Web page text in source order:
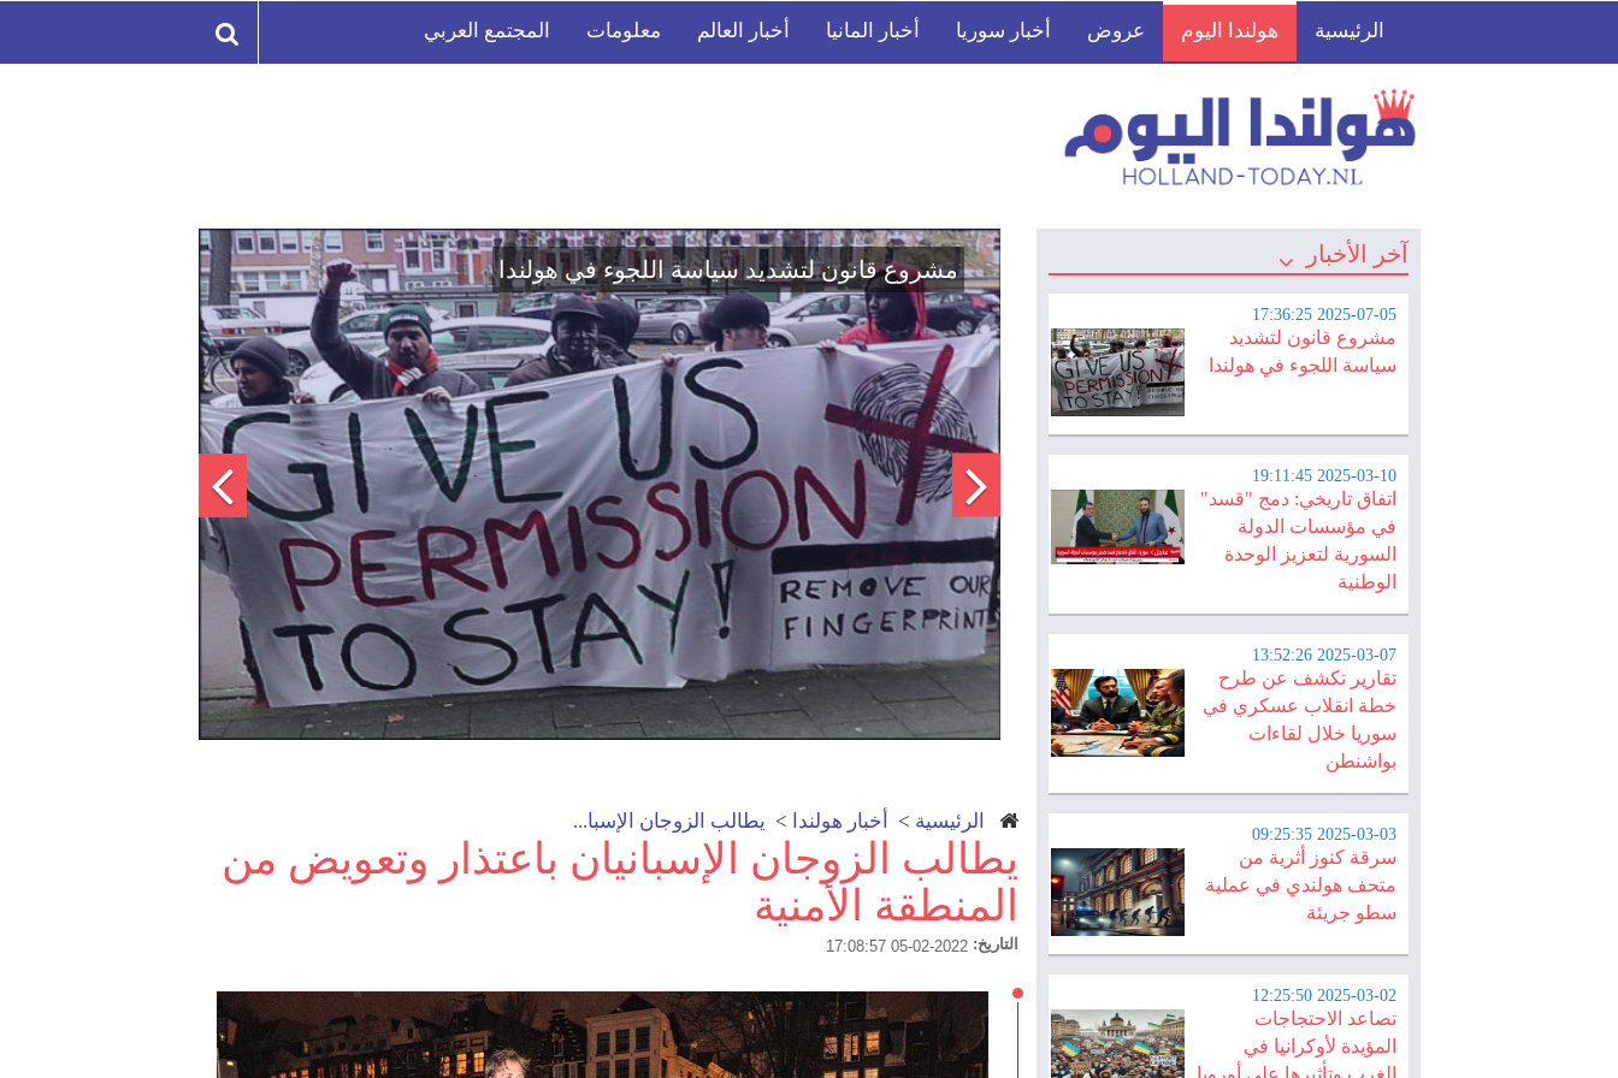
الرئيسية هولندا اليوم عروض أخبار سوريا أخبار المانيا أخبار العالم معلومات المجتمع العربي
آخر الأخبار
2025-07-05 17:36:25
مشروع قانون لتشديد
سياسة اللجوء في هولندا
2025-03-10 19:11:45
اتفاق تاريخي: دمج "قسد"
في مؤسسات الدولة
السورية لتعزيز الوحدة
الوطنية
2025-03-07 13:52:26
تقارير تكشف عن طرح
خطة انقلاب عسكري في
سوريا خلال لقاءات
بواشنطن
2025-03-03 09:25:35
سرقة كنوز أثرية من
متحف هولندي في عملية
سطو جريئة
2025-03-02 12:25:50
تصاعد الاحتجاجات
المؤيدة لأوكرانيا في
اتفاق تاريخي: دمج "قسد" في مؤسسات الدولة السورية لتعزيز الوحدة
الوطنية
الرئيسية > أخبار هولندا > يطالب الزوجان الإسبا...
يطالب الزوجان الإسبانيان باعتذار وتعويض من
المنطقة الأمنية
التاريخ: